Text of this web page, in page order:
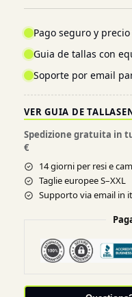
Pago seguro y
Guia de tallas con
Soporte por email
VER GUIA DE TALLAS
Spedizione gratuita in
€
14 giorni per resi e
Taglie europee S–XXL
Supporto via email in